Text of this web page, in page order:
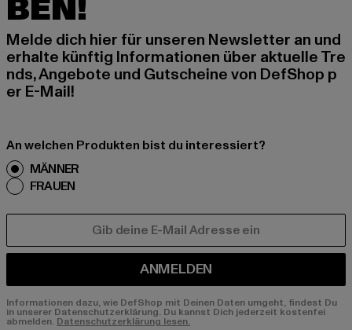
BEN!
Melde dich hier für unseren Newsletter an und
erhalte künftig Informationen über aktuelle Tre
nds, Angebote und Gutscheine von DefShop p
er E-Mail!
An welchen Produkten bist du interessiert?
MÄNNER
FRAUEN
ANMELDEN
Informationen dazu, wie DefShop mit Deinen Daten umgeht, findest Du
in unserer Datenschutzerklärung. Du kannst Dich jederzeit kostenfei
abmelden. Datenschutzerklärung lesen.